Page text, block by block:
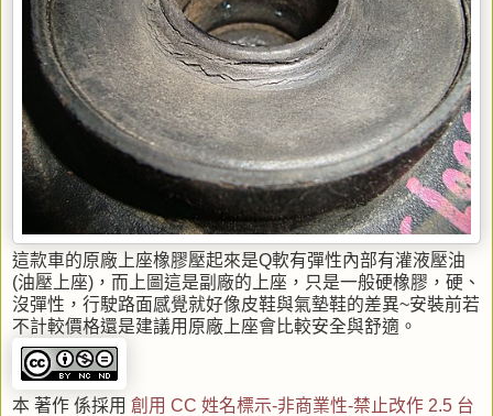
這款車的原廠上座橡膠壓起來是Q軟有彈性內部有灌液壓油
(油壓上座)，而上圖這是副廠的上座，只是一般硬橡膠，硬、
沒彈性，行駛路面感覺就好像皮鞋與氣墊鞋的差異~安裝前若
不計較價格還是建議用原廠上座會比較安全與舒適。
本 著作 係採用 創用 CC 姓名標示-非商業性-禁止改作 2.5 台